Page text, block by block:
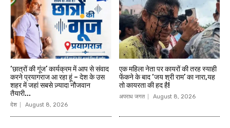
‘छात्रों की गूंज’ कार्यक्रम में आप से संवाद
करने प्रयागराज आ रहा हूं – देश के उस
शहर में जहां सबसे ज़्यादा नौजवान
तैयारी...
देश August 8, 2026
एक महिला नेता पर कायरों की तरह स्याही
फेंकने के बाद ‘जय श्री राम’ का नारा,यह
तो कायरता की हद है!
अपराध जगत August 8, 2026